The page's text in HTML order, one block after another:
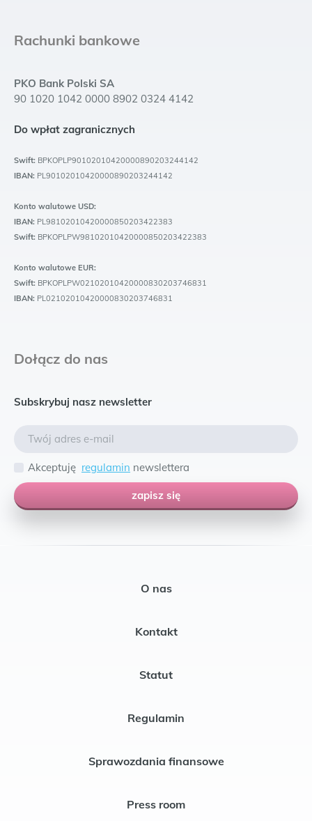
Rachunki bankowe
PKO Bank Polski SA
90 1020 1042 0000 8902 0324 4142
Do wpłat zagranicznych
Swift: BPKOPLP90102010420000890203244142
IBAN: PL90102010420000890203244142
Konto walutowe USD:
IBAN: PL98102010420000850203422383
Swift: BPKOPLPW98102010420000850203422383
Konto walutowe EUR:
Swift: BPKOPLPW02102010420000830203746831
IBAN: PL02102010420000830203746831
Dołącz do nas
Subskrybuj nasz newsletter
Akceptuję regulamin newslettera
zapisz się
O nas
Kontakt
Statut
Regulamin
Sprawozdania finansowe
Press room